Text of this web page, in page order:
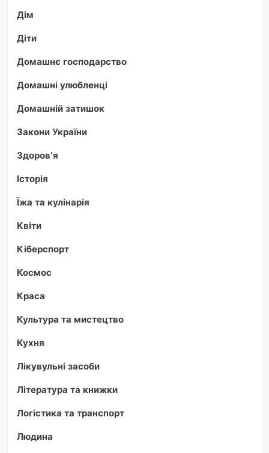
Дім
Діти
Домашнє господарство
Домашні улюбленці
Домашній затишок
Закони України
Здоров'я
Історія
Їжа та кулінарія
Квіти
Кіберспорт
Космос
Краса
Культура та мистецтво
Кухня
Лікувульні засоби
Література та книжки
Логістика та транспорт
Людина